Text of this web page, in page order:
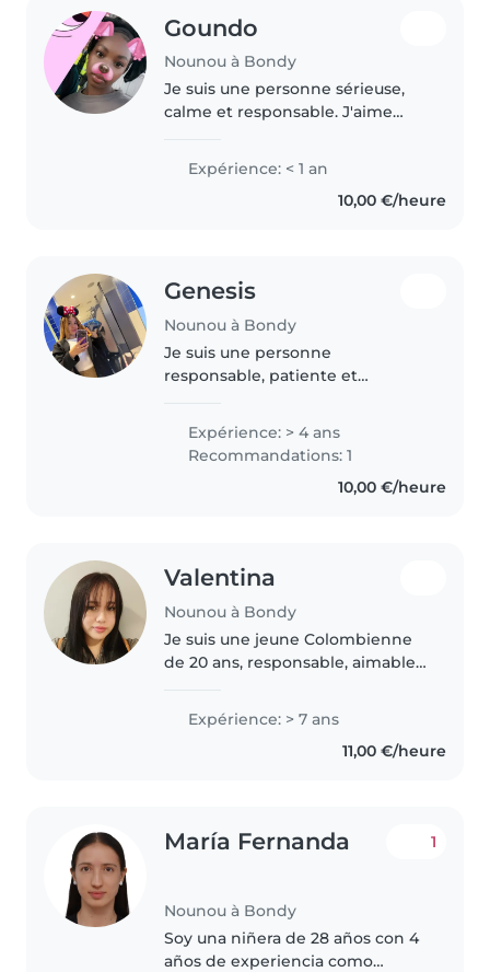
Goundo
Nounou à Bondy
Je suis une personne sérieuse,
calme et responsable. J'aime
enfants, jouer avec eux et leur
proposer des activités adaptées.
Je suis patiente, à l'écoute et..
Expérience: < 1 an
10,00 €/heure
Genesis
Nounou à Bondy
Je suis une personne
responsable, patiente et
l’expérience dans la garde
d’enfants de différents âges.
J’aime créer un environnement
sûr et amusant, où les enfants..
Expérience: > 4 ans
Recommandations: 1
10,00 €/heure
Valentina
Nounou à Bondy
Je suis une jeune Colombienne
de 20 ans, responsable, aimable
véritable vocation pour la garde
d'enfants. Je me distingue par
ma capacité à créer un..
Expérience: > 7 ans
11,00 €/heure
María Fernanda
Nounou à Bondy
1
Soy una niñera de 28 años con 4
años de experiencia como